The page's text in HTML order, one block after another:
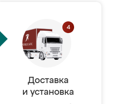
Доставка
и установка